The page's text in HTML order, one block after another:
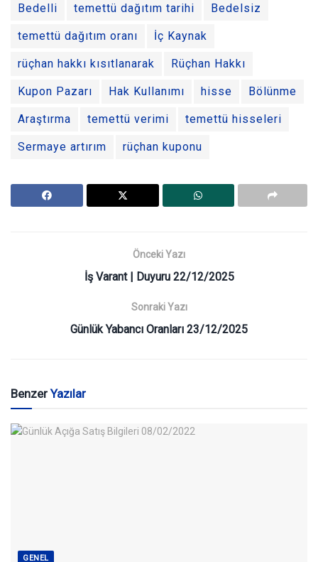
Bedelli temettü dağıtım tarihi Bedelsiz
temettü dağıtım oranı İç Kaynak
rüçhan hakkı kısıtlanarak Rüçhan Hakkı
Kupon Pazarı Hak Kullanımı hisse Bölünme
Araştırma temettü verimi temettü hisseleri
Sermaye artırım rüçhan kuponu
Önceki Yazı
İş Varant | Duyuru 22/12/2025
Sonraki Yazı
Günlük Yabancı Oranları 23/12/2025
BenzerYazılar
GENEL